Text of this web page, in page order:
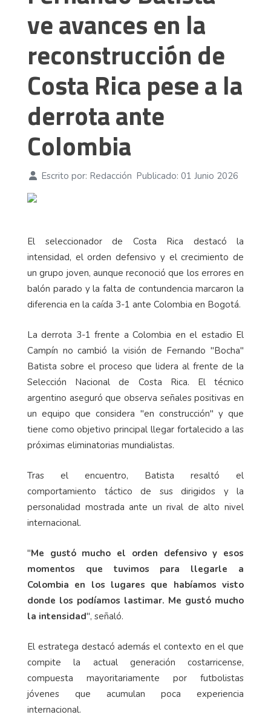
ve avances en la
reconstrucción de
Costa Rica pese a la
derrota ante
Colombia
Escrito por: Redacción Publicado: 01 Junio 2026
El seleccionador de Costa Rica destacó la
intensidad, el orden defensivo y el crecimiento de
un grupo joven, aunque reconoció que los errores en
balón parado y la falta de contundencia marcaron la
diferencia en la caída 3-1 ante Colombia en Bogotá.
La derrota 3-1 frente a Colombia en el estadio El
Campín no cambió la visión de Fernando "Bocha"
Batista sobre el proceso que lidera al frente de la
Selección Nacional de Costa Rica. El técnico
argentino aseguró que observa señales positivas en
un equipo que considera "en construcción" y que
tiene como objetivo principal llegar fortalecido a las
próximas eliminatorias mundialistas.
Tras el encuentro, Batista resaltó el
comportamiento táctico de sus dirigidos y la
personalidad mostrada ante un rival de alto nivel
internacional.
"Me gustó mucho el orden defensivo y esos
momentos que tuvimos para llegarle a
Colombia en los lugares que habíamos visto
donde los podíamos lastimar. Me gustó mucho
la intensidad", señaló.
El estratega destacó además el contexto en el que
compite la actual generación costarricense,
compuesta mayoritariamente por futbolistas
jóvenes que acumulan poca experiencia
internacional.